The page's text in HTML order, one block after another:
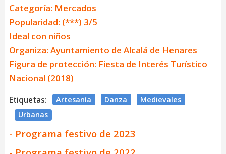
Categoría: Mercados
Popularidad: (***) 3/5
Ideal con niños
Organiza: Ayuntamiento de Alcalá de Henares
Figura de protección: Fiesta de Interés Turístico
Nacional (2018)
Etiquetas: Artesanía Danza
Medievales
Urbanas
- Programa festivo de 2023